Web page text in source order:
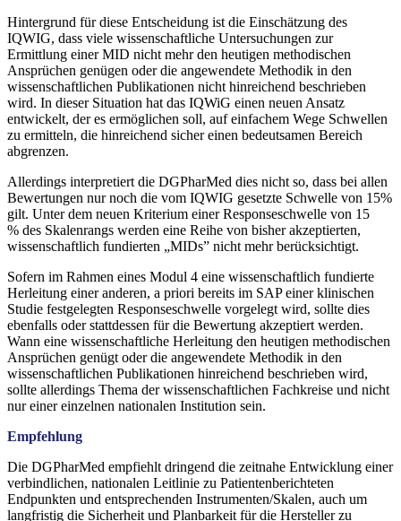
Hintergrund für diese Entscheidung ist die Einschätzung des
IQWIG, dass viele wissenschaftliche Untersuchungen zur
Ermittlung einer MID nicht mehr den heutigen methodischen
Ansprüchen genügen oder die angewendete Methodik in den
wissenschaftlichen Publikationen nicht hinreichend beschrieben
wird. In dieser Situation hat das IQWiG einen neuen Ansatz
entwickelt, der es ermöglichen soll, auf einfachem Wege Schwellen
zu ermitteln, die hinreichend sicher einen bedeutsamen Bereich
abgrenzen.
Allerdings interpretiert die DGPharMed dies nicht so, dass bei allen
Bewertungen nur noch die vom IQWIG gesetzte Schwelle von 15%
gilt. Unter dem neuen Kriterium einer Responseschwelle von 15
% des Skalenrangs werden eine Reihe von bisher akzeptierten,
wissenschaftlich fundierten „MIDs” nicht mehr berücksichtigt.
Sofern im Rahmen eines Modul 4 eine wissenschaftlich fundierte
Herleitung einer anderen, a priori bereits im SAP einer klinischen
Studie festgelegten Responseschwelle vorgelegt wird, sollte dies
ebenfalls oder stattdessen für die Bewertung akzeptiert werden.
Wann eine wissenschaftliche Herleitung den heutigen methodischen
Ansprüchen genügt oder die angewendete Methodik in den
wissenschaftlichen Publikationen hinreichend beschrieben wird,
sollte allerdings Thema der wissenschaftlichen Fachkreise und nicht
nur einer einzelnen nationalen Institution sein.
Empfehlung
Die DGPharMed empfiehlt dringend die zeitnahe Entwicklung einer
verbindlichen, nationalen Leitlinie zu Patientenberichteten
Endpunkten und entsprechenden Instrumenten/Skalen, auch um
langfristig die Sicherheit und Planbarkeit für die Hersteller zu